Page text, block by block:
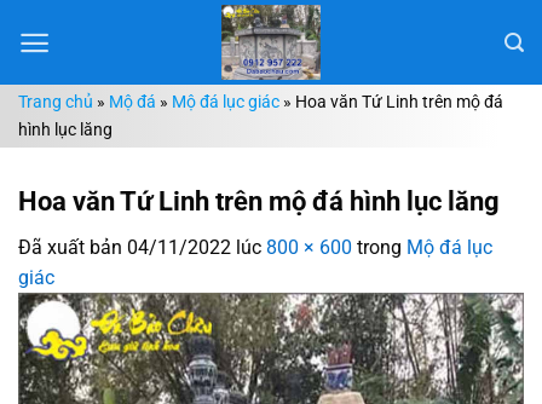
đến
dungTrang chủ » Mộ đá » Mộ đá lục giác » Hoa văn Tứ Linh trên mộ đá
hình lục lăng
Hoa văn Tứ Linh trên mộ đá hình lục lăng
Đã xuất bản 04/11/2022 lúc 800 × 600 trong Mộ đá lục
giác